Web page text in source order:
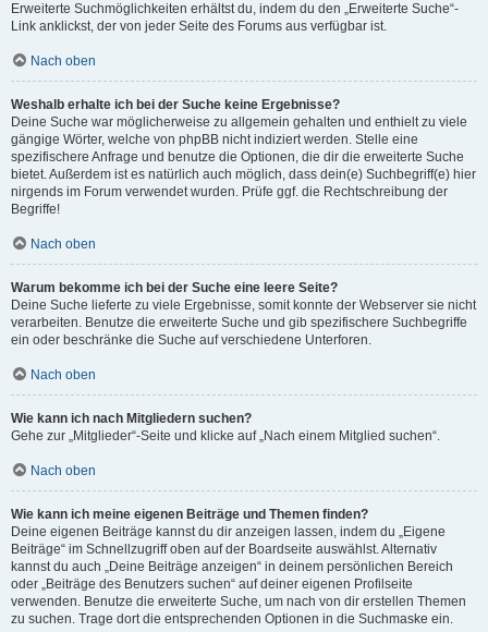
Erweiterte Suchmöglichkeiten erhältst du, indem du den „Erweiterte Suche“-
Link anklickst, der von jeder Seite des Forums aus verfügbar ist.
Nach oben
Weshalb erhalte ich bei der Suche keine Ergebnisse?
Deine Suche war möglicherweise zu allgemein gehalten und enthielt zu viele
gängige Wörter, welche von phpBB nicht indiziert werden. Stelle eine
spezifischere Anfrage und benutze die Optionen, die dir die erweiterte Suche
bietet. Außerdem ist es natürlich auch möglich, dass dein(e) Suchbegriff(e) hier
nirgends im Forum verwendet wurden. Prüfe ggf. die Rechtschreibung der
Begriffe!
Nach oben
Warum bekomme ich bei der Suche eine leere Seite?
Deine Suche lieferte zu viele Ergebnisse, somit konnte der Webserver sie nicht
verarbeiten. Benutze die erweiterte Suche und gib spezifischere Suchbegriffe
ein oder beschränke die Suche auf verschiedene Unterforen.
Nach oben
Wie kann ich nach Mitgliedern suchen?
Gehe zur „Mitglieder“-Seite und klicke auf „Nach einem Mitglied suchen“.
Nach oben
Wie kann ich meine eigenen Beiträge und Themen finden?
Deine eigenen Beiträge kannst du dir anzeigen lassen, indem du „Eigene
Beiträge“ im Schnellzugriff oben auf der Boardseite auswählst. Alternativ
kannst du auch „Deine Beiträge anzeigen“ in deinem persönlichen Bereich
oder „Beiträge des Benutzers suchen“ auf deiner eigenen Profilseite
verwenden. Benutze die erweiterte Suche, um nach von dir erstellen Themen
zu suchen. Trage dort die entsprechenden Optionen in die Suchmaske ein.